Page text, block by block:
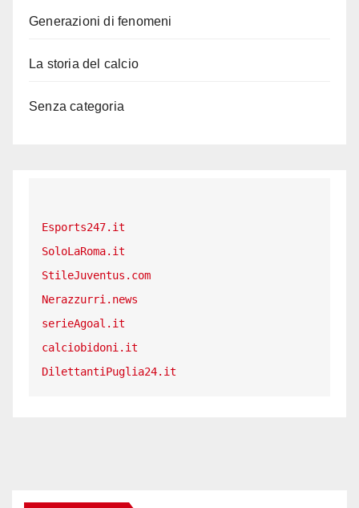
Generazioni di fenomeni
La storia del calcio
Senza categoria
Esports247.it
SoloLaRoma.it
StileJuventus.com
Nerazzurri.news
serieAgoal.it
calciobidoni.it
DilettantiPuglia24.it